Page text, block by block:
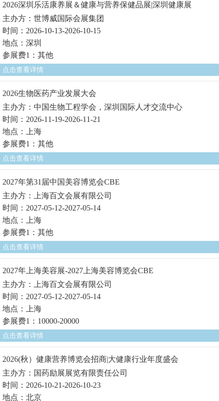
2026深圳乐活康养展＆健康与营养保健品展|深圳健康展
主办方：世博威国际会展集团
时间：2026-10-13-2026-10-15
地点：深圳
参展费1：其他
点击查看详情
2026生物医药产业发展大会
主办方：中国生物工程学会，深圳国际人才交流中心
时间：2026-11-19-2026-11-21
地点：上海
参展费1：其他
点击查看详情
2027年第31届中国美容博览会CBE
主办方：上海百文会展有限公司
时间：2027-05-12-2027-05-14
地点：上海
参展费1：其他
点击查看详情
2027年上海美容展-2027上海美容博览会CBE
主办方：上海百文会展有限公司
时间：2027-05-12-2027-05-14
地点：上海
参展费1：10000-20000
点击查看详情
2026(秋）健康营养博览会招商|大健康行业年度盛会
主办方：国药励展展览有限责任公司
时间：2026-10-21-2026-10-23
地点：北京